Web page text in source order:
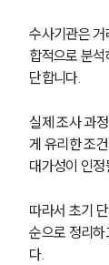
수사기관은
합적으로 분
단합니다.
실제 조사 과
게 유리한 조
대가성이 인
따라서 초기
순으로 정리하
다.